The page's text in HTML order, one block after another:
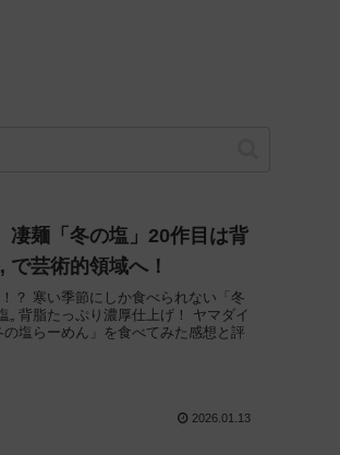
凄麺「冬の塩」20作目は背
で芸術的領域へ！
？ 寒い季節にしか食べられない「冬
„ 背脂たっぷり濃厚仕上げ！ ヤマダイ
の塩らーめん」を食べてみた感想と評
2026.01.13